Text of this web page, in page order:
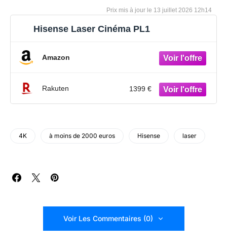
13 juillet 2026 12h14
Hisense Laser Cinéma PL1
Amazon
Rakuten 1399 €
4K à moins de 2000 euros Hisense laser
Voir Les Commentaires (0)